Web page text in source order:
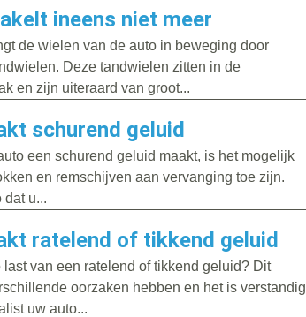
ineens niet meer
de wielen van de auto in beweging door
Deze tandwielen zitten in de
en zijn uiteraard van groot...
schurend geluid
een schurend geluid maakt, is het mogelijk
en remschijven aan vervanging toe zijn.
dat u...
ratelend of tikkend geluid
last van een ratelend of tikkend geluid? Dit
oorzaken hebben en het is verstandig
uw auto...